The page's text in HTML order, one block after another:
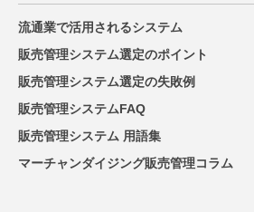
流通業で活用されるシステム
販売管理システム選定のポイント
販売管理システム選定の失敗例
販売管理システムFAQ
販売管理システム 用語集
マーチャンダイジング販売管理コラム